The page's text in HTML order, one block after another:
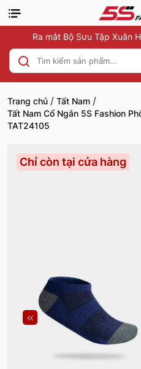
Ra mắt Bộ Sưu Tập Xuân
Trang chủ / Tất Nam /
Tất Nam Cổ Ngắn 5S Fashion
TAT24105
Chỉ còn tại cửa hàng